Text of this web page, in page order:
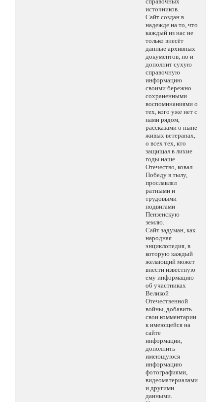
источников.
Сайт создан в
надежде на то, что
каждый из нас не
только внесёт
данные архивных
документов, но и
дополнит сухую
справочную
информацию
своими бережно
сохраненными
воспоминаниями о
тех, кого уже нет с
нами рядом,
рассказами о ныне
живых ветеранах,
о всех тех, кто
защищал в лихие
годы наше
Отечество, ковал
Победу в тылу,
прославлял
ратными и
трудовыми
подвигами
Пензенскую
землю.
Сайт задуман, как
народная
энциклопедия, в
которую каждый
желающий может
внести известную
ему информацию
об участниках
Великой
Отечественной
войны, добавить
свои комментарии
к имеющейся на
сайте
информации,
дополнить
имеющуюся
информацию
фотографиями,
видеоматериалами
и другими
данными.